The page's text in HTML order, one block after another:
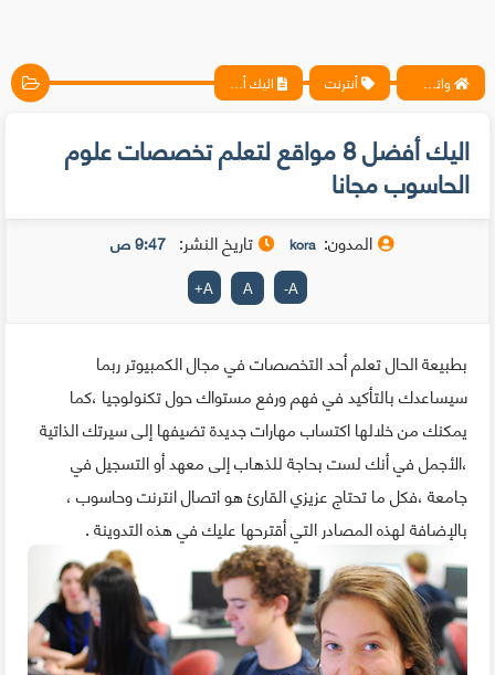
واتس آب ، فيسبوك ، أنترنت ، شروحات تقنية حصرية - المحترف أنترنت اليك أفضل 8 مواقع لتعلم تخصصات علوم الحاسوب مجانا
اليك أفضل 8 مواقع لتعلم تخصصات علوم
الحاسوب مجانا
المدون: kora تاريخ النشر: 9:47 ص
A
-
A
A
+
بطبيعة الحال تعلم أحد التخصصات في مجال الكمبيوتر ربما
سيساعدك بالتأكيد في فهم ورفع مستواك حول تكنولوجيا ،كما
يمكنك من خلالها اﻛﺘﺴﺎب مهارات جديدة تضيفها إلى سيرتك الذاتية
،الأجمل في أنك لست بحاجة للذهاب إلى معهد أو التسجيل في
جامعة ،فكل ما تحتاج عزيزي القارئ هو اتصال انترنت وحاسوب ،
بالإضافة لهذه المصادر التي أقترحها عليك في هذه التدوينة .